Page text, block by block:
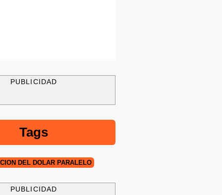
PUBLICIDAD
Tags
DEL DÓLAR PARALELO
PUBLICIDAD